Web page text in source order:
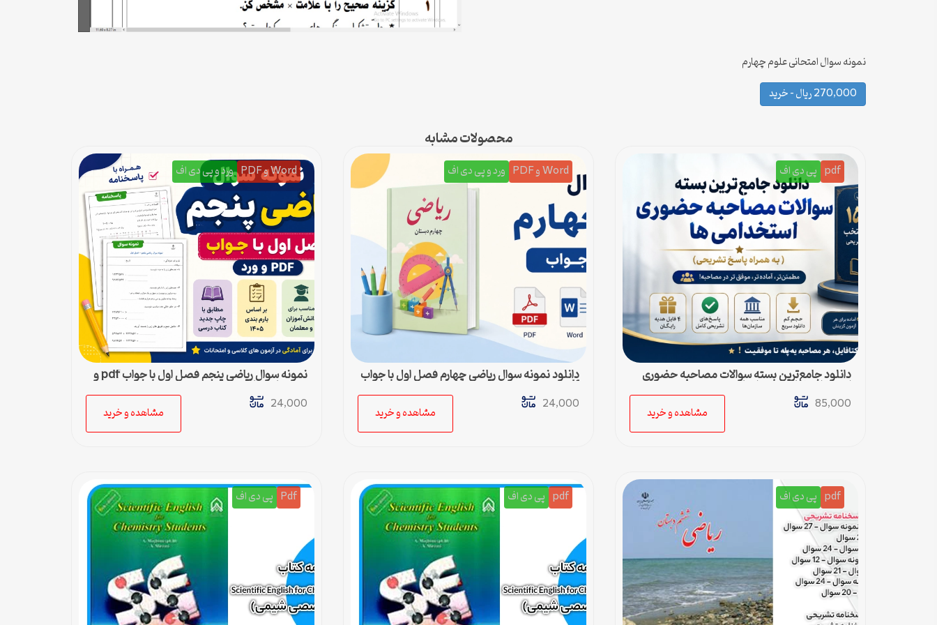
نمونه سوال امتحانی علوم چهارم
270,000 ریال – خرید
محصولات مشابه
pdf پی دی اف
دانلود جامع‌ترین بسته سوالات مصاحبه حضوری
استخدامی ها (به همراه پاسخ تشریحی)
85,000
مشاهده و خرید
Word و PDF ورد و پی دی اف
دانلود نمونه سوال ریاضی چهارم فصل اول با جواب
pdf و ورد
24,000
مشاهده و خرید
Word و PDF ورد و پی دی اف
نمونه سوال ریاضی پنجم فصل اول با جواب pdf و
ورد + پاسخنامه
24,000
مشاهده و خرید
pdf پی دی اف pdf پی دی اف Pdf پی دی اف